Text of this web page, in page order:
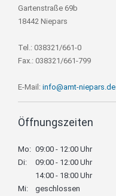
Gartenstraße 69b
18442 Niepars
Tel.: 038321/661-0
Fax.: 038321/661-799
E-Mail: info@amt-niepars.de
Öffnungszeiten
Mo: 09:00 - 12:00 Uhr
Di:
09:00 - 12:00 Uhr
14:00 - 18:00 Uhr
Mi:
geschlossen